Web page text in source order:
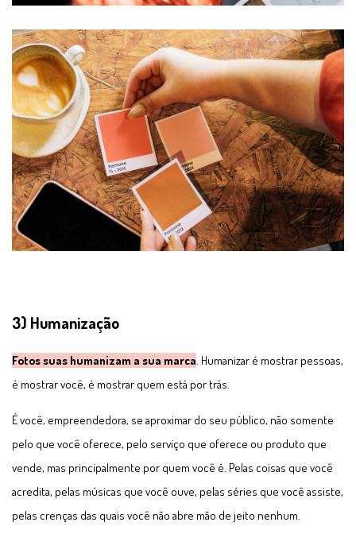
3) Humanização
Fotos suas humanizam a sua marca. Humanizar é mostrar pessoas,
é mostrar você, é mostrar quem está por trás.
É você, empreendedora, se aproximar do seu público, não somente
pelo que você oferece, pelo serviço que oferece ou produto que
vende, mas principalmente por quem você é. Pelas coisas que você
acredita, pelas músicas que você ouve, pelas séries que você assiste,
pelas crenças das quais você não abre mão de jeito nenhum.